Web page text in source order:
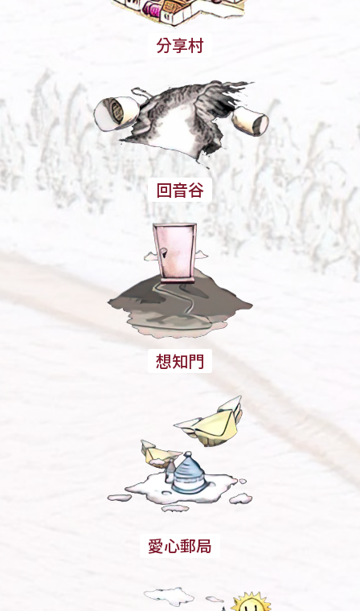
分享村
回音谷
想知門
愛心郵局